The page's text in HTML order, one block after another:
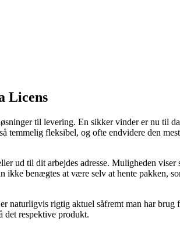
Licens
til levering. En sikker vinder er nu til
temmelig fleksibel, og ofte endvidere den
ud til dit arbejdes adresse. Muligheden viser
benægtes at være selv at hente pakken,
rigtig aktuel såfremt man har brug
det respektive produkt.